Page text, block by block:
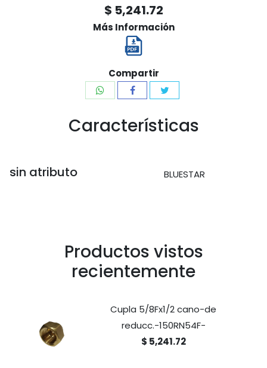
$ 5,241.72
Más Información
Compartir
Características
sin atributo BLUESTAR
Productos vistos
recientemente
Cupla 5/8Fx1/2 cano-de
reducc.-150RN54F-
$ 5,241.72